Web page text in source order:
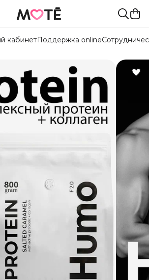
кабинетПоддержка online